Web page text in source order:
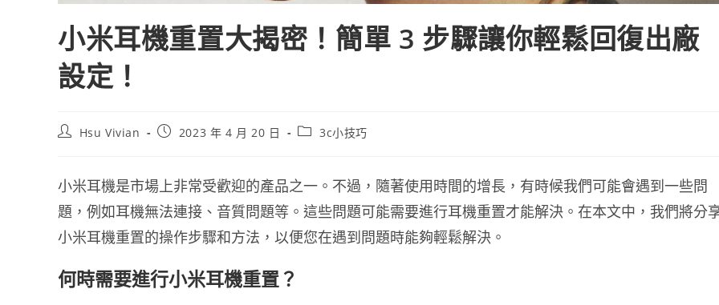
小米耳機重置大揭密！簡單 3 步驟讓你輕鬆回復出廠
設定！
Hsu Vivian 2023 年 4 月 20 日 3c小技巧
小米耳機是市場上非常受歡迎的產品之一。不過，隨著使用時間的增長，有時候我們可能會遇到一些問
題，例如耳機無法連接、音質問題等。這些問題可能需要進行耳機重置才能解決。在本文中，我們將分
小米耳機重置的操作步驟和方法，以便您在遇到問題時能夠輕鬆解決。
何時需要進行小米耳機重置？